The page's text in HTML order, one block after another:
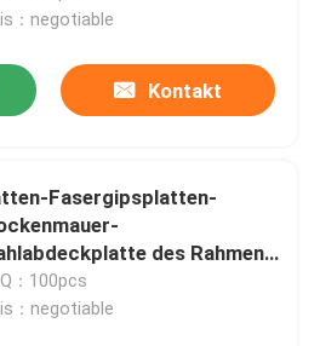
：negotiable
Kontakt
Fasergipsplatten-
des Rahmen-
Stahl
：100pcs
：negotiable